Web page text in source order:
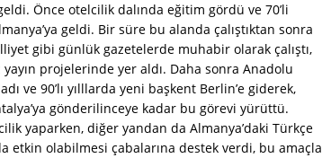
Önce otelcilik dalında eğitim gördü ve 70’li
geldi. Bir süre bu alanda çalıştıktan sonra
gibi günlük gazetelerde muhabir olarak çalıştı,
projelerinde yer aldı. Daha sonra Anadolu
ve 90’lı yılllarda yeni başkent Berlin’e giderek,
gönderilinceye kadar bu görevi yürüttü.
yaparken, diğer yandan da Almanya’daki Türkçe
etkin olabilmesi çabalarına destek verdi, bu amaçla